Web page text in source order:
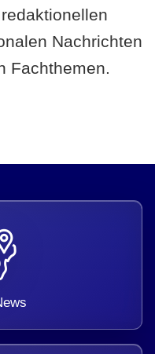
Nachrichten
Fachthemen.